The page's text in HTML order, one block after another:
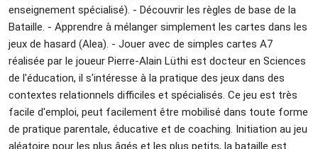
enseignement spécialisé). - Découvrir les règles de base de la
Bataille. - Apprendre à mélanger simplement les cartes dans les
jeux de hasard (Alea). - Jouer avec de simples cartes A7
réalisée par le joueur Pierre-Alain Lüthi est docteur en Sciences
de l'éducation, il s'intéresse à la pratique des jeux dans des
contextes relationnels difficiles et spécialisés. Ce jeu est très
facile d'emploi, peut facilement être mobilisé dans toute forme
de pratique parentale, éducative et de coaching. Initiation au jeu
aléatoire pour les plus âgés et les plus petits, la bataille est